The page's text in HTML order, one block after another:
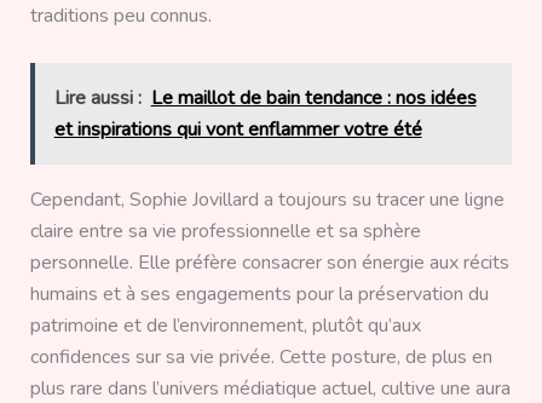
traditions peu connus.
Lire aussi : Le maillot de bain tendance : nos idées
et inspirations qui vont enflammer votre été
Cependant, Sophie Jovillard a toujours su tracer une ligne
claire entre sa vie professionnelle et sa sphère
personnelle. Elle préfère consacrer son énergie aux récits
humains et à ses engagements pour la préservation du
patrimoine et de l’environnement, plutôt qu’aux
confidences sur sa vie privée. Cette posture, de plus en
plus rare dans l’univers médiatique actuel, cultive une aura